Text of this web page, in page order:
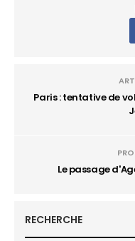
Paris : tentative de
Le passage
RECHERCHE